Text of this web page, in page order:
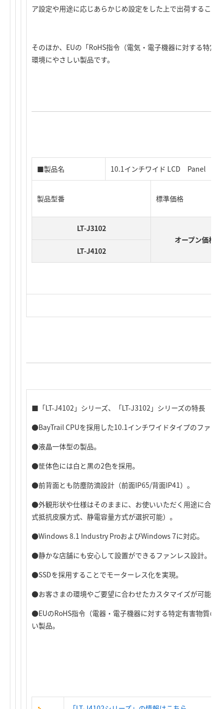
ア設定や用途に応じあらかじめ設定をした上で出荷すること
そのほか、EUの「RoHS指令（電気・電子機器に対する特
環境にやさしい製品です。
■製品名 10.1インチワイド LCD Panel
製品型番 標準価格
LT-J3102
オープン価格
LT-J4102
■「LT-J4102」シリーズ、「LT-J3102」シリーズの特長
●BayTrail CPUを採用した10.1インチワイドタイプのファン
●液晶一体型の製品。
●筐体色には白と黒の2色を採用。
●前背面とも防塵防滴設計（前面IP65/背面IP41）。
●外観形状や仕様はそのままに、お使いいただく用途に合
式抵抗皮膜方式、静電容量方式が選択可能）。
●Windows 8.1 Industry ProおよびWindows 7に対応。
●静かな店舗にも安心して設置ができるファンレス設計。
●SSDを採用することでモーターレス化を実現。
●お客さまの環境やご要望に合わせたカスタマイズが可能。
●EUのRoHS指令（電器・電子機器に対する特定有害物質の
い製品。